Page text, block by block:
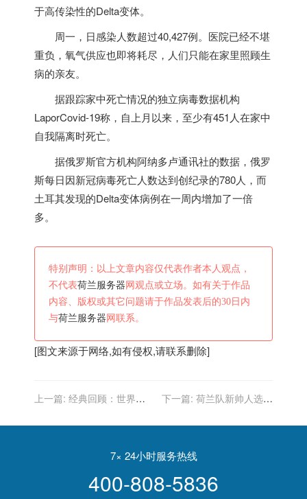
于高传染性的Delta变体。
周一，日感染人数超过40,427例。医院已经不堪
重负，氧气供应也即将耗尽，人们只能在家里照顾生
病的亲友。
据跟踪家中死亡情况的独立病毒数据机构
LaporCovid-19称，自上月以来，至少有451人在家中
自我隔离时死亡。
据俄罗斯官方机构阿纳多卢通讯社的数据，俄罗
斯每日因新冠病毒死亡人数达到创纪录的780人，而
土耳其发现的Delta变体病例在一周内增加了一倍
多。
特别声明：以上文章内容仅代表作者本人观点，
不代表荷兰服务器 网观点或立场。如有关于作品
内容、版权或其它问题请于作品发表后的30日内
与荷兰服务器 网联系。
[图文来源于网络,如有侵权,请联系删除]
上一篇: 经典回顾：世界杯
王丽思梅西附体献绝杀
下一篇: 荷兰队新帅人选杀
力挺，曾执教欧洲豪门
7× 24小时服务热线
400-808-5836